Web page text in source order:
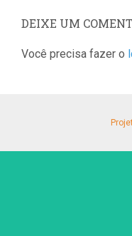
DEIXE UM
Você precisa fazer o